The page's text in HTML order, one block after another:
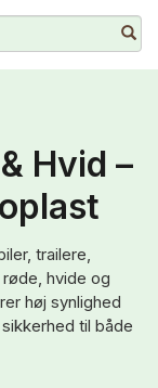
Hvid –
trailere,
hvide og
høj synlighed
til både